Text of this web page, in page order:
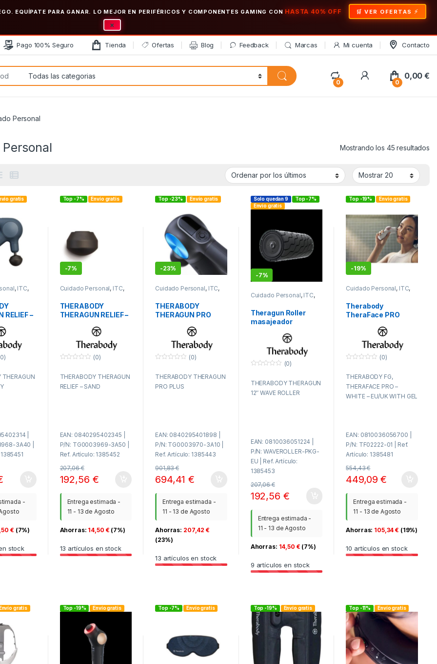
EQUÍPATE PARA GANAR. LO MEJOR EN PERIFÉRICOS Y COMPONENTES GAMING CON HASTA 40% OFF 🛒 VER OFERTAS
×
Pago 100% Seguro Tienda Ofertas Blog Feedback Marcas Mi cuenta Contacto
0
My Account
0
0,00€
Personal
Mostrando los 45 resultados
gratis
, ITC,
RELIEF –
THERAGUN
|
3A40 |
-
€ (7%)
stock
Top -7% Envío gratis
-7%
Cuidado Personal, ITC,
THERABODY
THERAGUN RELIEF –
u
r
(0)
THERABODY THERAGUN
RELIEF – SAND
EAN: 0840295402345 |
P/N: TG0003969-3A50 |
Ref. Artículo: 1385452
207,06€
192,56 €
Entrega estimada -
11 - 13 de Agosto
Ahorras: 14,50 € (7%)
13 artículos en stock
Top -23% Envío gratis
-23%
Cuidado Personal, ITC,
THERABODY
THERAGUN PRO
u
r
(0)
THERABODY THERAGUN
PRO PLUS
EAN: 0840295401898 |
P/N: TG0003970-3A10 |
Ref. Artículo: 1385443
901,83€
694,41€
Entrega estimada -
11 - 13 de Agosto
Ahorras: 207,42 €
(23%)
13 artículos en stock
Solo quedan 9
Top -7%
Envío gratis
-7%
Cuidado Personal, ITC,
Theragun Roller
masajeador
e
r
(0)
THERABODY THERAGUN
12″ WAVE ROLLER
EAN: 0810036051224 |
P/N: WAVEROLLER-PKG-
EU | Ref. Artículo:
1385453
207,06€
192,56 €
Entrega estimada -
11 - 13 de Agosto
Ahorras: 14,50 € (7%)
9 artículos en stock
Top -19% Envío gratis
-19%
Cuidado Personal, ITC,
Therabody
TheraFace PRO
u
r
a
d
(0)
THERABODY FG,
THERAFACE PRO –
WHITE – EU/UK WITH GEL
EAN: 0810036056700 |
P/N: TF02222-01 | Ref.
Artículo: 1385481
554,43€
449,09€
Entrega estimada -
11 - 13 de Agosto
Ahorras: 105,34€ (19%)
10 artículos en stock
gratis Top -19% Envío gratis Top -7% Envío gratis Top -19% Envío gratis Top -11% Envío gratis